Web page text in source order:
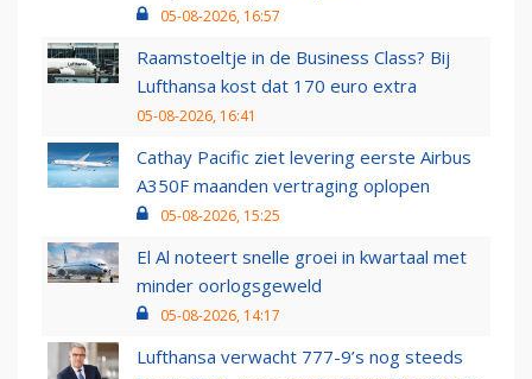
05-08-2026, 16:57
Raamstoeltje in de Business Class? Bij
Lufthansa kost dat 170 euro extra
05-08-2026, 16:41
Cathay Pacific ziet levering eerste Airbus
A350F maanden vertraging oplopen
05-08-2026, 15:25
El Al noteert snelle groei in kwartaal met
minder oorlogsgeweld
05-08-2026, 14:17
Lufthansa verwacht 777-9’s nog steeds